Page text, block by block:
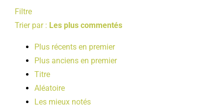
Filtre
Trier par : Les plus commentés
Plus récents en premier
Plus anciens en premier
Titre
Aléatoire
Les mieux notés